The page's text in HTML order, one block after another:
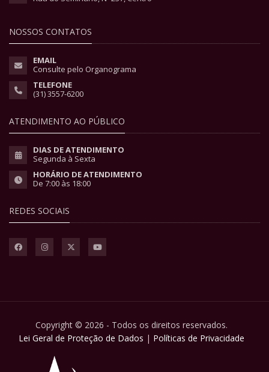
NOSSOS CONTATOS
EMAIL
Consulte pelo Organograma
TELEFONE
(31) 3557-6200
ATENDIMENTO AO PÚBLICO
DIAS DE ATENDIMENTO
Segunda à Sexta
HORÁRIO DE ATENDIMENTO
De 7:00 às 18:00
REDES SOCIAIS
Copyright © 2026 - Todos os direitos reservados.
Lei Geral de Proteção de Dados | Políticas de Privacidade